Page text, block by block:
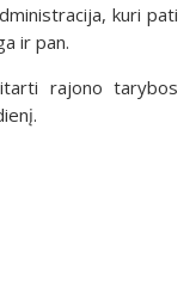
kuri pati
ir pan.
rajono tarybos